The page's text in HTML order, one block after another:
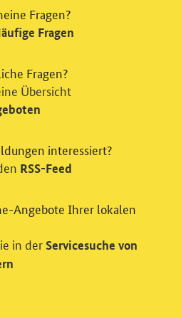
und / oder
Stelle um Ihre Einwilligung für
Fragen?
Fragen
Fragen?
Übersicht
interessiert?
RSS-Feed
Angebote Ihrer lokalen
in der Servicesuche von